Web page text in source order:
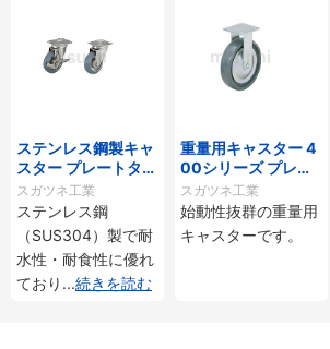
ステンレス鋼製キャ
スター プレートタイ
プ SUS-SJ型
スガツネ工業
ステンレス鋼
（SUS304）製で耐
水性・耐食性に優れ
ており ...続きを読む
重量用キャスター 4
00シリーズ プレー
トタイプ
スガツネ工業
始動性抜群の重量用
キャスターです。